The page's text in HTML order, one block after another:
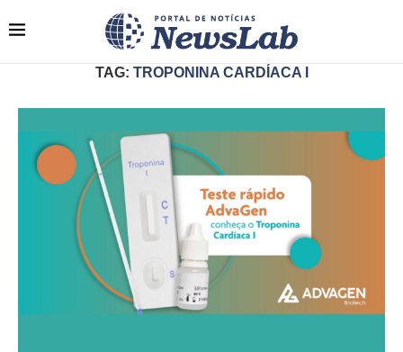
TAG: TROPONINA CARDÍACA I